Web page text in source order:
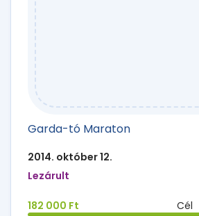
Garda-tó Maraton
2014. október 12.
Lezárult
182 000 Ft Cél